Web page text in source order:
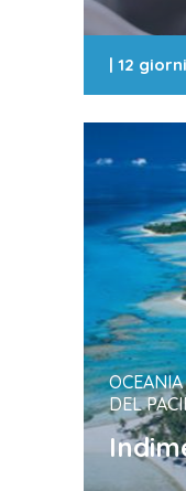
| 12 giorni
DEL